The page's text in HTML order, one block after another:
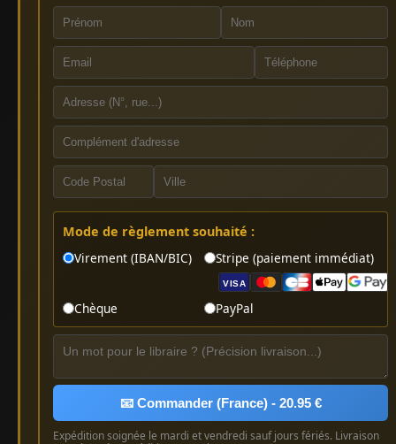
Mode de règlement souhaité :
Virement (IBAN/BIC)
Stripe (paiement immédiat)
VISA
Chèque PayPal
📧 Commander (France) - 20.95 €
Expédition soignée le mardi et vendredi sauf jours fériés. Livraison